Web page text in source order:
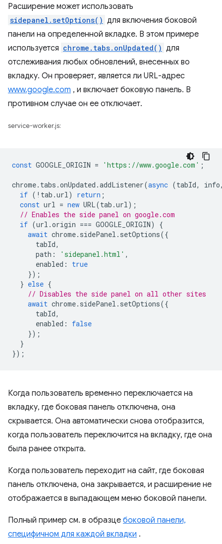
Расширение может использовать
sidepanel.setOptions() для включения боковой
панели на определенной вкладке. В этом примере
используется chrome.tabs.onUpdated() для
отслеживания любых обновлений, внесенных во
вкладку. Он проверяет, является ли URL-адрес
www.google.com , и включает боковую панель. В
противном случае он ее отключает.
service-worker.js:
const GOOGLE_ORIGIN = 'https://www.google.com' ;
chrome. tabs .onUpdated .addListener(async (tabId, info
if ( ! tab .url) return ;
const url = new URL(tab .url);
// Enables the side panel on google.com
if (url .origin === GOOGLE_ORIGIN)
{
await chrome. sidePanel . setOptions({
tabId,
path : 'sidepanel.html' ,
enabled :
true
});
} else {
// Disables the side panel on all other sites
await chrome. sidePanel . setOptions({
tabId,
enabled :
false
});
}
});
Когда пользователь временно переключается на
вкладку, где боковая панель отключена, она
скрывается. Она автоматически снова отобразится,
когда пользователь переключится на вкладку, где она
была ранее открыта.
Когда пользователь переходит на сайт, где боковая
панель отключена, она закрывается, и расширение не
отображается в выпадающем меню боковой панели.
Полный пример см. в образце боковой панели,
специфичном для каждой вкладки .